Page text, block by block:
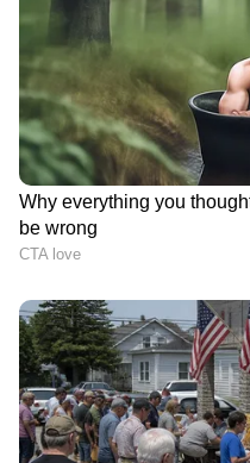
പ്രവർത്തനങ്ങളുടെ
ചേർക്കുന്നത്.
DOWNLOAD APP
RECOMMENDED
കൊടും വരള്‍ച്ചയും
പ്രളയവും ഒന്നിച്ച്; കരിച്ചു
കളയാനുള്ള